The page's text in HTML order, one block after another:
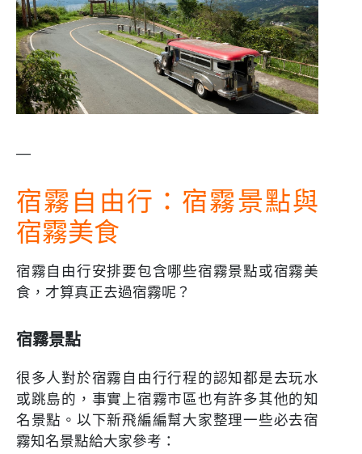
—
宿霧自由行：宿霧景點與
宿霧美食
宿霧自由行安排要包含哪些宿霧景點或宿霧美
食，才算真正去過宿霧呢？
宿霧景點
很多人對於宿霧自由行行程的認知都是去玩水
或跳島的，事實上宿霧市區也有許多其他的知
名景點。以下新飛編編幫大家整理一些必去宿
霧知名景點給大家參考：